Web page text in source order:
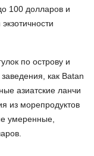
100 долларов и
по острову и
как Batan
азиатские ланчи
из морепродуктов
умеренные,